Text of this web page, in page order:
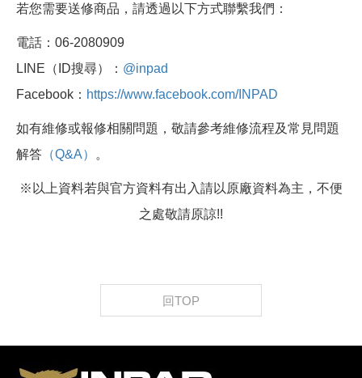
若您需要送修商品，請透過以下方式聯繫我們：
電話：06-2080909
LINE（ID搜尋）： @inpad
Facebook： https://www.facebook.com/INPAD
如有維修或報修相關問題，敬請參考維修流程及常見問題
解答 （Q&A） 。
※以上資料若與官方資料有出入請以原廠資料為主，不便
之處敬請原諒!!
回TOP